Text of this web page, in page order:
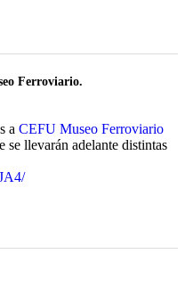
Ferroviario.
a CEFU Museo Ferroviario
llevarán adelante distintas